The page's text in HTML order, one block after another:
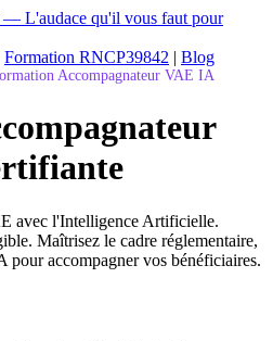
— L'audace qu'il vous faut pour
Formation RNCP39842 | Blog
Accompagnateur VAE IA
avec l'Intelligence Artificielle.
Maîtrisez le cadre réglementaire,
pour accompagner vos bénéficiaires.